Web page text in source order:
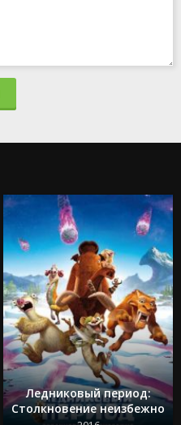
Ледниковый период:
Столкновение неизбежно